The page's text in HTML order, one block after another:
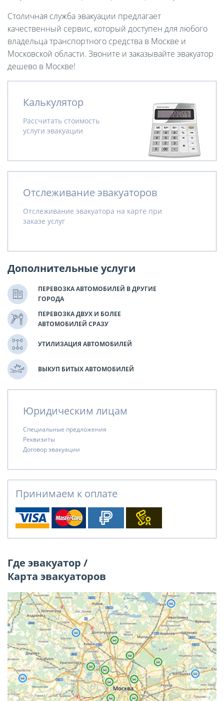
Столичная служба эвакуации предлагает
качественный сервис, который доступен для любого
владельца транспортного средства в Москве и
Московской области. Звоните и заказывайте эвакуатор
дешево в Москве!
Калькулятор
Рассчитать стоимость
услуги эвакуации
Отслеживание эвакуаторов
Отслеживание эвакуатора на карте при
заказе услуг
Дополнительные услуги
ПЕРЕВОЗКА АВТОМОБИЛЕЙ В ДРУГИЕ
ГОРОДА
ПЕРЕВОЗКА ДВУХ И БОЛЕЕ
АВТОМОБИЛЕЙ СРАЗУ
УТИЛИЗАЦИЯ АВТОМОБИЛЕЙ
ВЫКУП БИТЫХ АВТОМОБИЛЕЙ
Юридическим лицам
Специальные предложения
Реквизиты
Договор эвакуации
Принимаем к оплате
Где эвакуатор /
Карта эвакуаторов